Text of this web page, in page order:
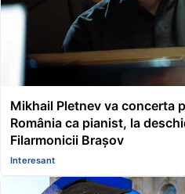
Mikhail Pletnev va concerta
România ca pianist, la
Filarmonicii Brașov
Interesant